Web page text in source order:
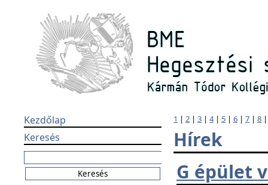
Kezdőlap
Keresés
1 | 2 | 3 | 4| 5 | 6 | 7 | 8
Hírek
G épület